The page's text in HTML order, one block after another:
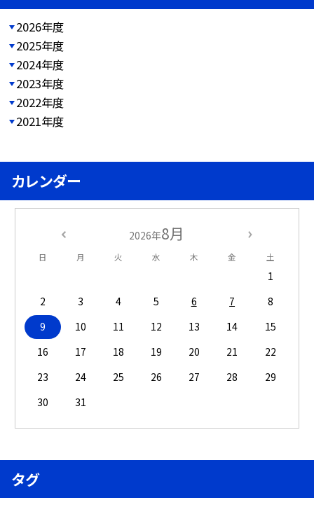
2026年度
2025年度
2024年度
2023年度
2022年度
2021年度
カレンダー
2026年8月
日 月 火 水 木 金 土
1
2
3 4 5 6 7
8
9
10 11 12 13 14
15
16
17 18 19 20 21
22
23
24 25 26 27 28
29
30
31
タグ